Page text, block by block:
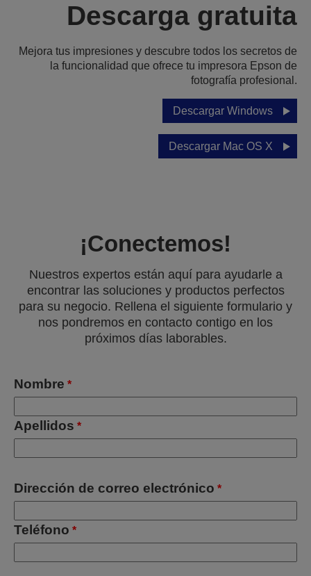
Descarga gratuita
Mejora tus impresiones y descubre todos los secretos de
la funcionalidad que ofrece tu impresora Epson de
fotografía profesional.
Descargar Windows
Descargar Mac OS X
¡Conectemos!
Nuestros expertos están aquí para ayudarle a
encontrar las soluciones y productos perfectos
para su negocio. Rellena el siguiente formulario y
nos pondremos en contacto contigo en los
próximos días laborables.
Nombre *
Apellidos *
Dirección de correo electrónico *
Teléfono *